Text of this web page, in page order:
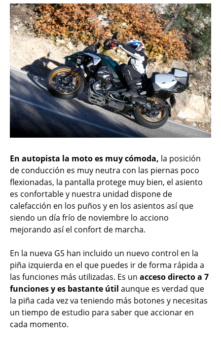
En autopista la moto es muy cómoda, la posición
de conducción es muy neutra con las piernas poco
flexionadas, la pantalla protege muy bien, el asiento
es confortable y nuestra unidad dispone de
calefacción en los puños y en los asientos así que
siendo un día frío de noviembre lo acciono
mejorando así el confort de marcha.
En la nueva GS han incluido un nuevo control en la
piña izquierda en el que puedes ir de forma rápida a
las funciones más utilizadas. Es un acceso directo a 7
funciones y es bastante útil aunque es verdad que
la piña cada vez va teniendo más botones y necesitas
un tiempo de estudio para saber que accionar en
cada momento.